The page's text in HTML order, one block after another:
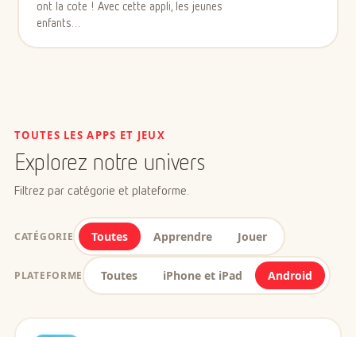
ont la cote ! Avec cette appli, les jeunes
enfants…
TOUTES LES APPS ET JEUX
Explorez notre univers
Filtrez par catégorie et plateforme.
CATÉGORIE Toutes Apprendre Jouer
PLATEFORME Toutes iPhone et iPad Android